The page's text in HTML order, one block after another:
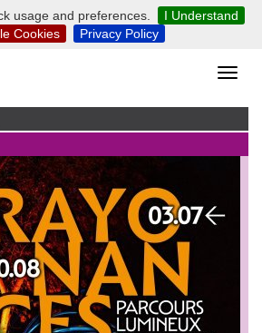
usage and preferences.
I Understand
Cookies
Privacy Policy